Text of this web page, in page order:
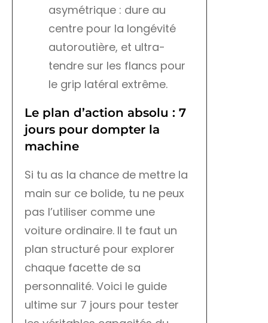
asymétrique : dure au
centre pour la longévité
autoroutière, et ultra-
tendre sur les flancs pour
le grip latéral extrême.
Le plan d’action absolu : 7
jours pour dompter la
machine
Si tu as la chance de mettre la
main sur ce bolide, tu ne peux
pas l’utiliser comme une
voiture ordinaire. Il te faut un
plan structuré pour explorer
chaque facette de sa
personnalité. Voici le guide
ultime sur 7 jours pour tester